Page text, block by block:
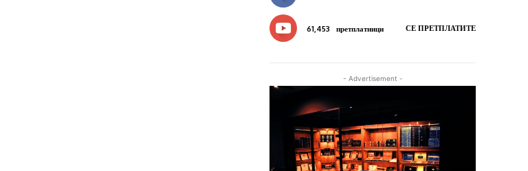
61,453 претплатници СЕ ПРЕТПЛАТИТЕ
- Advertisement -